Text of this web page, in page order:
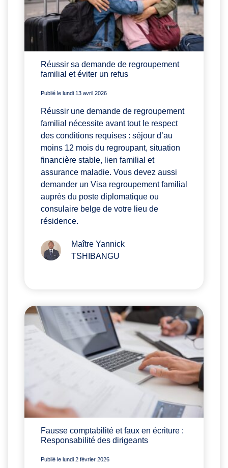
Réussir sa demande de regroupement
familial et éviter un refus
Publié le lundi 13 avril 2026
Réussir une demande de regroupement
familial nécessite avant tout le respect
des conditions requises : séjour d’au
moins 12 mois du regroupant, situation
financière stable, lien familial et
assurance maladie. Vous devez aussi
demander un Visa regroupement familial
auprès du poste diplomatique ou
consulaire belge de votre lieu de
résidence.
Maître Yannick
TSHIBANGU
Fausse comptabilité et faux en écriture :
Responsabilité des dirigeants
Publié le lundi 2 février 2026